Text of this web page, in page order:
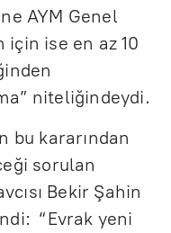
AYM Genel
ise en az 10
niteliğindeydi.
bu kararından
sorulan
Bekir Şahin
“Evrak yeni